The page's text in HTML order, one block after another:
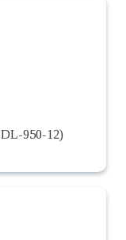
950-12)